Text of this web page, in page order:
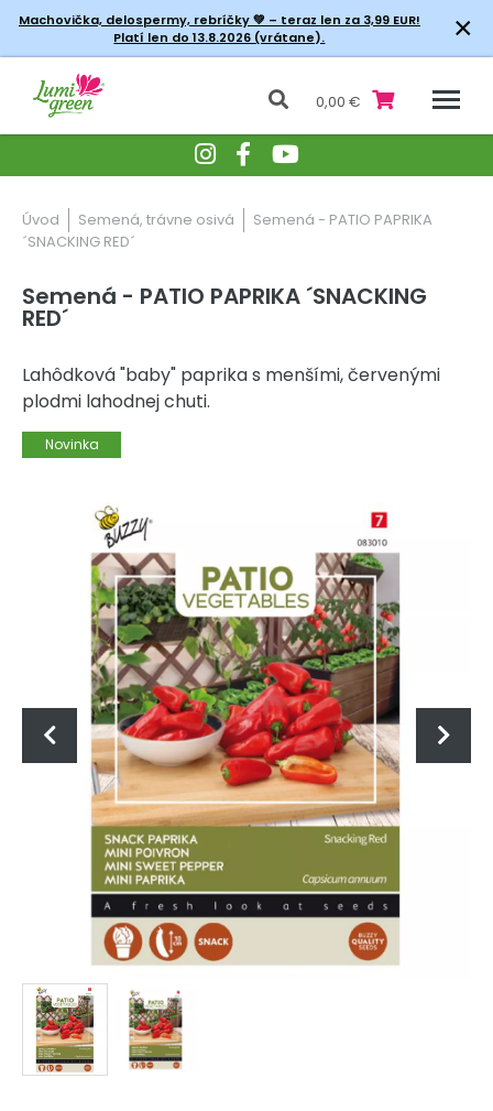
Machovička, delospermy, rebríčky💚 – teraz len za 3,99 EUR!
Platí len do 13.8.2026 (vrátane).
×
0,00 €
Úvod Semená, trávne osivá
Semená - PATIO PAPRIKA
´SNACKING RED´
Semená - PATIO PAPRIKA ´SNACKING
RED´
Lahôdková "baby" paprika s menšími, červenými
plodmi lahodnej chuti.
Novinka